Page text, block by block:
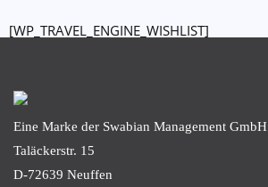
[WP_TRAVEL_ENGINE_WISHLIST]
Eine Marke der Swabian Management GmbH
Taläckerstr. 15
D-72639 Neuffen